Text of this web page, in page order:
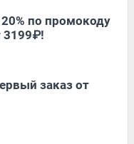
20% по промокоду
3199₽!
заказ от